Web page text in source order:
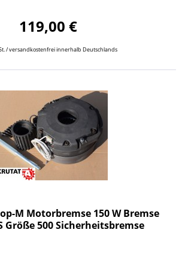
119,00 €
/ versandkostenfrei innerhalb Deutschlands
M Motorbremse 150 W Bremse
Größe 500 Sicherheitsbremse